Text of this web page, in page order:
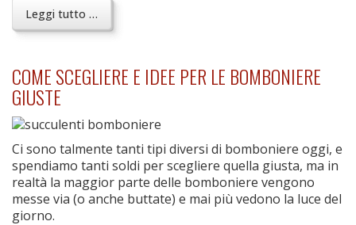
Leggi tutto …
COME SCEGLIERE E IDEE PER LE BOMBONIERE
GIUSTE
Ci sono talmente tanti tipi diversi di bomboniere oggi, e
spendiamo tanti soldi per scegliere quella giusta, ma in
realtà la maggior parte delle bomboniere vengono
messe via (o anche buttate) e mai più vedono la luce del
giorno.